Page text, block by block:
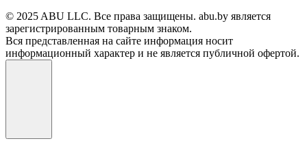
© 2025 ABU LLC. Все права защищены. abu.by является
зарегистрированным товарным знаком.
Вся представленная на сайте информация носит
информационный характер и не является публичной офертой.